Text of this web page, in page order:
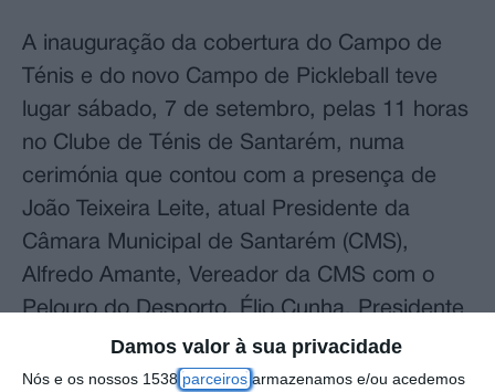
Damos valor à sua privacidade
Nós e os nossos 1538 parceiros armazenamos e/ou acedemos
A inauguração da cobertura do Campo de
Ténis e do novo Campo de Pickleball teve
lugar sábado, 7 de setembro, pelas 11 horas
no Clube de Ténis de Santarém, numa
cerimónia que contou com a presença de
João Teixeira Leite, atual Presidente da
Câmara Municipal de Santarém (CMS),
Alfredo Amante, Vereador da CMS com o
Pelouro do Desporto, Élio Cunha, Presidente
do Clube de Ténis de Santarém (CTS), e
José Calheiros, Presidente da Federação de